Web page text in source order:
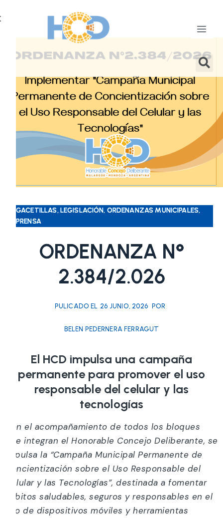
GACETILLAS, LEGISLACIÓN, ORDENANZAS MUNICIPALES,
PRENSA
ORDENANZA N°
2.384/2.026
PULICADO EL 26 JUNIO, 2026 POR
BELEN PEDERNERA FERRAGUT
El HCD impulsa una campaña
permanente para promover el uso
responsable del celular y las
tecnologías
Con el acompañamiento de todos los bloques
que integran el Honorable Concejo Deliberante, se
impulsa la “Campaña Municipal Permanente de
Concientización sobre el Uso Responsable del
Celular y las Tecnologías”, destinada a fomentar
hábitos saludables, seguros y responsables en el
uso de dispositivos móviles y herramientas